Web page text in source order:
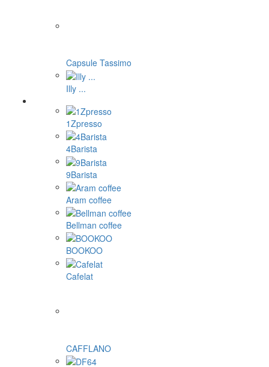
Capsule Tassimo
Illy ...
1Zpresso
4Barista
9Barista
Aram coffee
Bellman coffee
BOOKOO
Cafelat
CAFFLANO